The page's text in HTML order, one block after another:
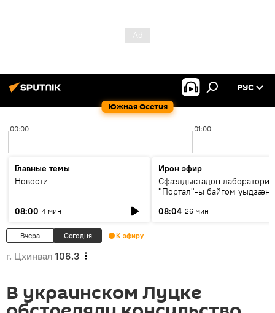
Южная Осетия
РУС
00:00 01:00
Главные темы
Новости
08:00 4 мин
Ирон эфир
Сфæлдыстадон лаборатори
"Портал"-ы байгом уыдзæн
Æхсары куыстыты равдыст
08:04 26 мин
Вчера Сегодня К эфиру
г. Цхинвал 106.3
В украинском Луцке